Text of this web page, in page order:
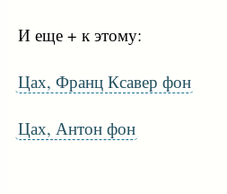
И еще + к этому:
Цах, Франц Ксавер фон
Цах, Антон фон